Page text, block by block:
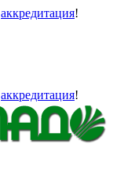
аккредитация!
аккредитация!